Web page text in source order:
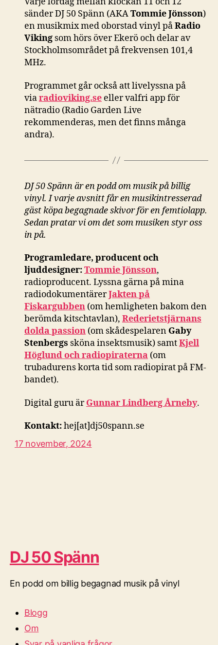
sänder DJ 50 Spänn (AKATommie Jönsson)
en musikmix med oborstad vinyl påRadio
Viking som hörs över Ekerö och delar av
Stockholmsområdet på frekvensen 101,4
MHz.
Programmet går också att livelyssna på
viaradioviking.se eller valfri app för
nätradio (Radio Garden Live
rekommenderas, men det finns många
andra).
DJ 50 Spänn är en podd om musik på billig
vinyl. I varje avsnitt får en musikintresserad
gäst köpa begagnade skivor för en femtiolapp.
Sedan pratar vi om det som musiken styr oss
in på.
Programledare, producent och
ljuddesigner:Tommie Jönsson,
radioproducent. Lyssna gärna på mina
radiodokumentärerJakten på
Fiskargubben (om hemligheten bakom den
berömda kitschtavlan), Rederietstjärnans
dolda passion (om skådespelaren Gaby
Stenbergs sköna insektsmusik) samtKjell
Höglund och radiopiraterna (om
trubadurens korta tid som radiopirat på FM-
bandet).
Digital guru ärGunnar Lindberg Årneby.
Kontakt:hej[at]dj50spann.se
17 november, 2024
DJ 50 Spänn
En podd om billig begagnad musik på vinyl
Blogg
Om